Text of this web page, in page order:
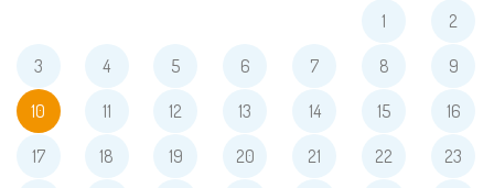
1
2
3 4 5 6 7 8 9
10 11 12 13 14 15 16
17 18 19 20 21 22 23